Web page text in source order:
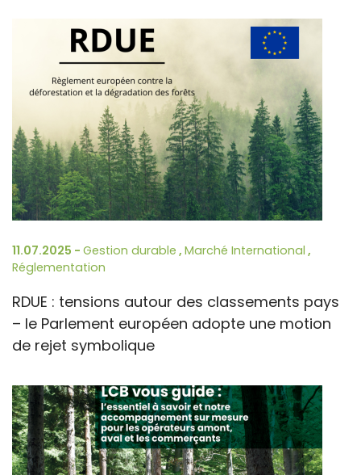
11.07.2025 - Gestion durable , Marché International ,
Réglementation
RDUE : tensions autour des classements pays
– le Parlement européen adopte une motion
de rejet symbolique